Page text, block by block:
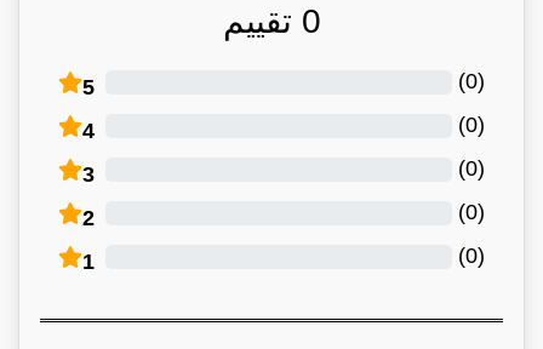
0 تقييم
5 (
0
)
4 (
0
)
3 (
0
)
2 (
0
)
1 (
0
)